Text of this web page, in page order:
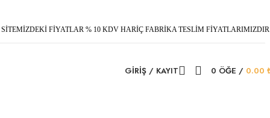
SİTEMİZDEKİ FİYATLAR % 10 KDV HARİÇ FABRİKA TESLİM
GIRIŞ / KAYIT 0 ÖĞE / 0.00